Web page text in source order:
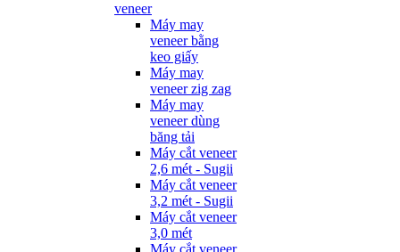
veneer
Máy may
veneer bằng
keo giấy
Máy may
veneer zig zag
Máy may
veneer dùng
băng tải
Máy cắt veneer
2,6 mét - Sugii
Máy cắt veneer
3,2 mét - Sugii
Máy cắt veneer
3,0 mét
Máy cắt veneer